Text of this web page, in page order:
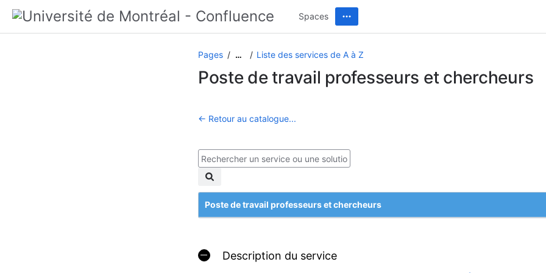
Spaces
Pages … Liste des services de A à Z
Poste de travail professeurs et chercheurs
← Retour au catalogue...
Poste de travail professeurs et chercheurs
Description du service